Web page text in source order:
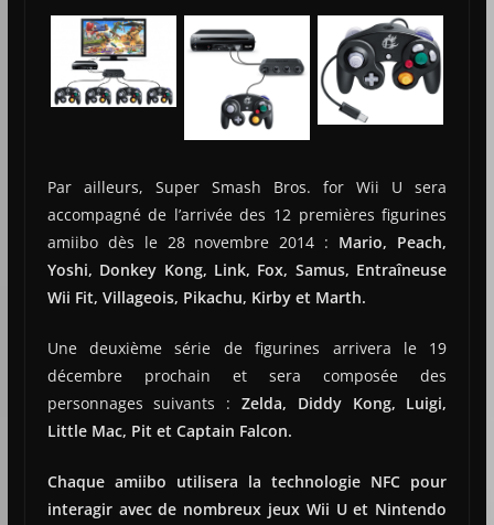
Par ailleurs, Super Smash Bros. for Wii U sera
accompagné de l’arrivée des 12 premières figurines
amiibo dès le 28 novembre 2014 : Mario, Peach,
Yoshi, Donkey Kong, Link, Fox, Samus, Entraîneuse
Wii Fit, Villageois, Pikachu, Kirby et Marth.
Une deuxième série de figurines arrivera le 19
décembre prochain et sera composée des
personnages suivants : Zelda, Diddy Kong, Luigi,
Little Mac, Pit et Captain Falcon.
Chaque amiibo utilisera la technologie NFC pour
interagir avec de nombreux jeux Wii U et Nintendo